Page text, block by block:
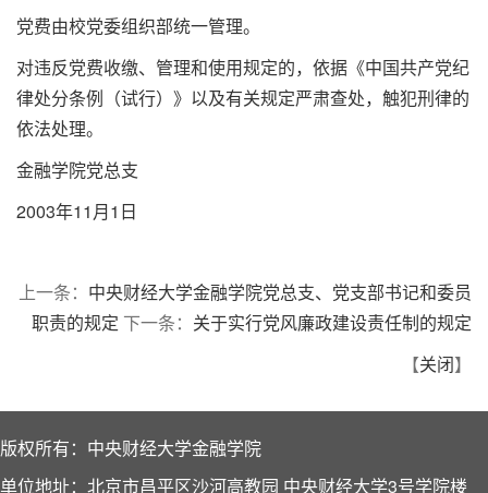
党费由校党委组织部统一管理。
对违反党费收缴、管理和使用规定的，依据《中国共产党纪
律处分条例（试行）》以及有关规定严肃查处，触犯刑律的
依法处理。
金融学院党总支
2003年11月1日
上一条： 中央财经大学金融学院党总支、党支部书记和委员
职责的规定 下一条： 关于实行党风廉政建设责任制的规定
【关闭】
版权所有：中央财经大学金融学院
单位地址：北京市昌平区沙河高教园 中央财经大学3号学院楼